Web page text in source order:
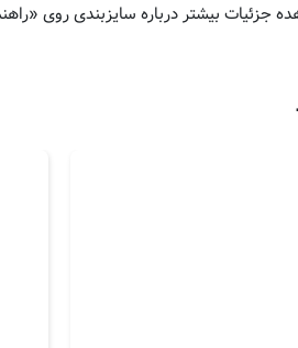
جزئیات بیشتر درباره سایزبندی روی